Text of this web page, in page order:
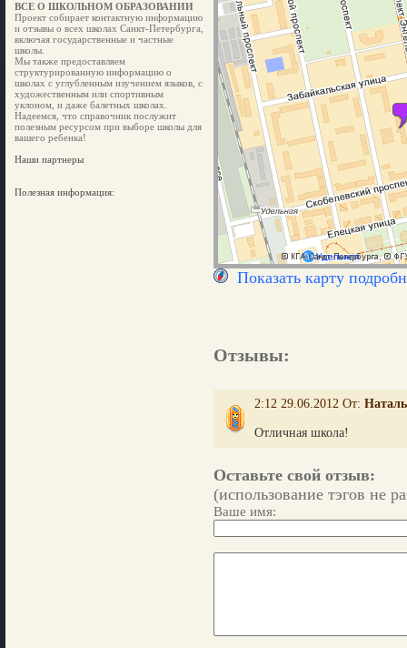
ВСЕ О ШКОЛЬНОМ ОБРАЗОВАНИИ
Проект собирает контактную информацию
и отзывы о всех школах Санкт-Петербурга,
включая государственные и частные
школы.
Мы также предоставляем
структурированную информацию о
школах с углубленным изучением языков, с
художественным или спортивным
уклоном, и даже балетных школах.
Надеемся, что справочник послужит
полезным ресурсом при выборе школы для
вашего ребенка!
Наши партнеры
Полезная информация:
Показать карту
Отзывы:
2:12 29.06.2012 От:
Отличная школа!
Оставьте свой отзыв:
(использование тэгов не
Ваше имя: